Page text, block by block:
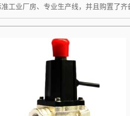
工业厂房、专业生产线，并且购置了齐